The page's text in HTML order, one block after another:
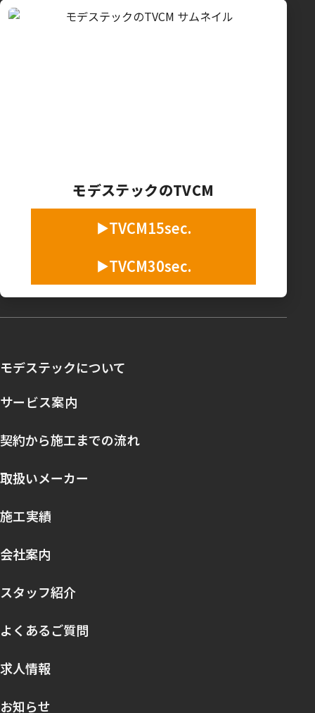
モデステックのTVCM
TVCM15sec.
TVCM30sec.
モデステックについて
サービス案内
契約から施工までの流れ
取扱いメーカー
施工実績
会社案内
スタッフ紹介
よくあるご質問
求人情報
お知らせ